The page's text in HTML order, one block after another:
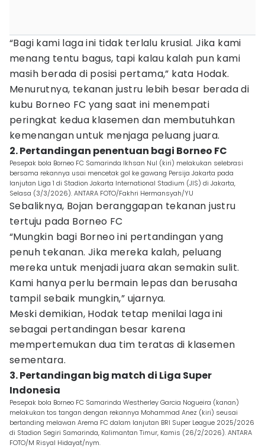
“Bagi kami laga ini tidak terlalu krusial. Jika kami
menang tentu bagus, tapi kalau kalah pun kami
masih berada di posisi pertama,” kata Hodak.
Menurutnya, tekanan justru lebih besar berada di
kubu Borneo FC yang saat ini menempati
peringkat kedua klasemen dan membutuhkan
kemenangan untuk menjaga peluang juara.
2. Pertandingan penentuan bagi Borneo FC
Pesepak bola Borneo FC Samarinda Ikhsan Nul (kiri) melakukan selebrasi
bersama rekannya usai mencetak gol ke gawang Persija Jakarta pada
lanjutan Liga 1 di Stadion Jakarta International Stadium (JIS) di Jakarta,
Selasa (3/3/2026). ANTARA FOTO/Fakhri Hermansyah/YU
Sebaliknya, Bojan beranggapan tekanan justru
tertuju pada Borneo FC
“Mungkin bagi Borneo ini pertandingan yang
penuh tekanan. Jika mereka kalah, peluang
mereka untuk menjadi juara akan semakin sulit.
Kami hanya perlu bermain lepas dan berusaha
tampil sebaik mungkin,” ujarnya.
Meski demikian, Hodak tetap menilai laga ini
sebagai pertandingan besar karena
mempertemukan dua tim teratas di klasemen
sementara.
3. Pertandingan big match di Liga Super
Indonesia
Pesepak bola Borneo FC Samarinda Westherley Garcia Nogueira (kanan)
melakukan tos tangan dengan rekannya Mohammad Anez (kiri) seusai
bertanding melawan Arema FC dalam lanjutan BRI Super League 2025/2026
di Stadion Segiri Samarinda, Kalimantan Timur, Kamis (26/2/2026). ANTARA
FOTO/M Risyal Hidayat/nym.